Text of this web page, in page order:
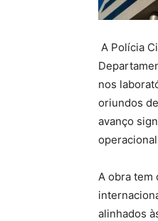
A Polícia
nos
oriundos
avanço
A obra tem
alinhados